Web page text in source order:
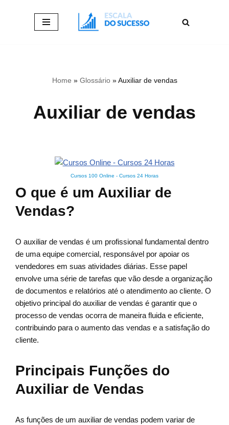
Home » Glossário»Auxiliar de vendas
Auxiliar de vendas
Cursos 100 Online - Cursos 24 Horas
O que é um Auxiliar de
Vendas?
O auxiliar de vendas é um profissional fundamental dentro
de uma equipe comercial, responsável por apoiar os
vendedores em suas atividades diárias. Esse papel
envolve uma série de tarefas que vão desde a organização
de documentos e relatórios até o atendimento ao cliente. O
objetivo principal do auxiliar de vendas é garantir que o
processo de vendas ocorra de maneira fluida e eficiente,
contribuindo para o aumento das vendas e a satisfação do
cliente.
Principais Funções do
Auxiliar de Vendas
As funções de um auxiliar de vendas podem variar de